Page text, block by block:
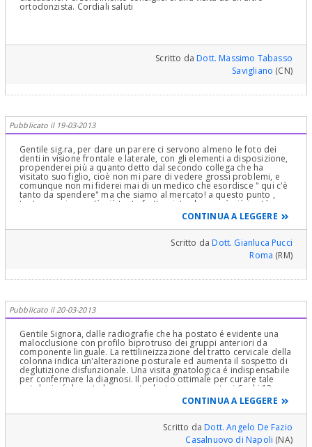
ortodonzista. Cordiali saluti
Scritto daDott. Massimo Tabasso
Savigliano (CN)
Pubblicato il 19-03-2013
Gentile sig.ra, per dare un parere ci servono almeno le foto dei
denti in visione frontale e laterale, con gli elementi a disposizione,
propenderei più a quanto detto dal secondo collega che ha
visitato suo figlio, cioè non mi pare di vedere grossi problemi, e
comunque non mi fiderei mai di un medico che esordisce " qui c'è
tanto da spendere" ma che siamo al mercato! a questo punto ,
tanto ormai, non c'è più tanta fretta, visto che non è più in età per
una terapia ortopedica-funzionale che avrebbe risolto gli eventuali
problemi a monte, e che comunque si deve montare un
apparecchio fisso, e probabilmente il collega le ha detto di
tornare dopo l' estate, così sarebbero scesi in arcata gli ultimi
denti definitivi, faccia una terza visita, con ortodontista esperto, e
poi decida, se vuole io le posso dare un parere senza nessun
CONTINUA A LEGGERE
Scritto daDott. Gianluca Pucci
Roma (RM)
Pubblicato il 20-03-2013
Gentile Signora, dalle radiografie che ha postato é evidente una
malocclusione con profilo biprotruso dei gruppi anteriori da
componente linguale. La rettilineizzazione del tratto cervicale della
colonna indica un'alterazione posturale ed aumenta il sospetto di
deglutizione disfunzionale. Una visita gnatologica é indispensabile
per confermare la diagnosi. Il periodo ottimale per curare tale
patologia é durante la permuta dentaria, ovvero tra i 6 ed i 12
anni, per cui le consiglio di non attendere altro tempo per portarlo
da uno Gnatologo e di affidarlo alle sue cure. Cordiali saluti.
CONTINUA A LEGGERE
Scritto daDott. Angelo De Fazio
Casalnuovo di Napoli (NA)